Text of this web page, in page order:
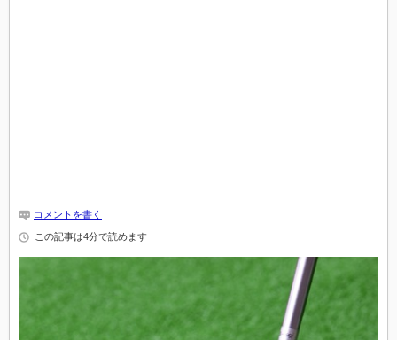
コメントを書く
この記事は4分で読めます